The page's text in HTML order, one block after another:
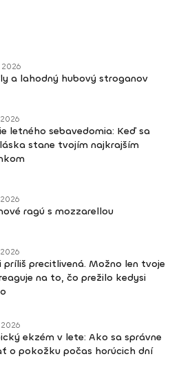
a lahodný hubový stroganov
letného sebavedomia: Keď sa
stane tvojím najkrajším
ragú s mozzarellou
príliš precitlivená. Možno len tvoje
na to, čo prežilo kedysi
ekzém v lete: Ako sa správne
o pokožku počas horúcich dní